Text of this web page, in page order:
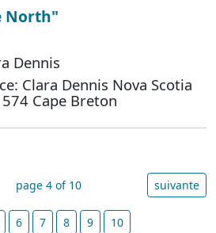
North"
Dennis
Clara Dennis Nova Scotia
Cape Breton
page 4 of 10 suivante
6 7 8 9 10